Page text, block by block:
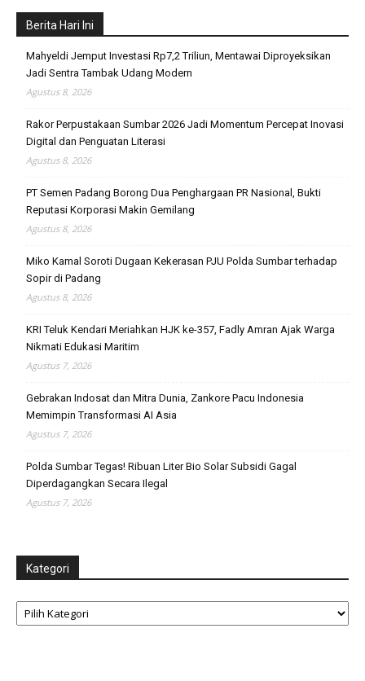
Berita Hari Ini
Mahyeldi Jemput Investasi Rp7,2 Triliun, Mentawai Diproyeksikan
Jadi Sentra Tambak Udang Modern
Agustus 8, 2026
Rakor Perpustakaan Sumbar 2026 Jadi Momentum Percepat Inovasi
Digital dan Penguatan Literasi
Agustus 8, 2026
PT Semen Padang Borong Dua Penghargaan PR Nasional, Bukti
Reputasi Korporasi Makin Gemilang
Agustus 8, 2026
Miko Kamal Soroti Dugaan Kekerasan PJU Polda Sumbar terhadap
Sopir di Padang
Agustus 8, 2026
KRI Teluk Kendari Meriahkan HJK ke-357, Fadly Amran Ajak Warga
Nikmati Edukasi Maritim
Agustus 7, 2026
Gebrakan Indosat dan Mitra Dunia, Zankore Pacu Indonesia
Memimpin Transformasi AI Asia
Agustus 7, 2026
Polda Sumbar Tegas! Ribuan Liter Bio Solar Subsidi Gagal
Diperdagangkan Secara Ilegal
Agustus 7, 2026
Kategori
Kategori